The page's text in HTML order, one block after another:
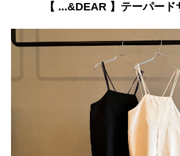
【 ...&DEAR 】テーパード